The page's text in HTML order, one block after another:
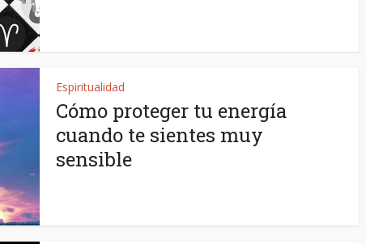
Espiritualidad
Cómo proteger tu energía
cuando te sientes muy
sensible